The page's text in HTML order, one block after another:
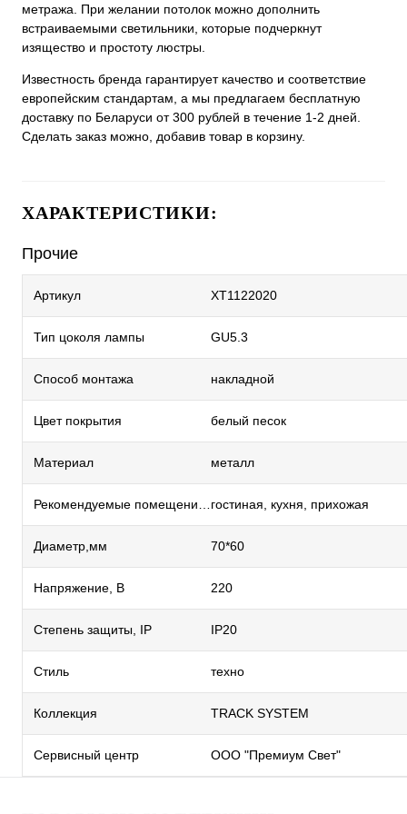
метража. При желании потолок можно дополнить
встраиваемыми светильники, которые подчеркнут
изящество и простоту люстры.
Известность бренда гарантирует качество и соответствие
европейским стандартам, а мы предлагаем бесплатную
доставку по Беларуси от 300 рублей в течение 1-2 дней.
Сделать заказ можно, добавив товар в корзину.
ХАРАКТЕРИСТИКИ:
Прочие
Артикул XT1122020
Тип цоколя лампы GU5.3
Способ монтажа накладной
Цвет покрытия белый песок
Материал металл
гостиная, кухня, прихожая
Диаметр,мм 70*60
Напряжение, В 220
Степень защиты, IP IP20
Стиль техно
Коллекция TRACK SYSTEM
Сервисный центр ООО "Премиум Свет"